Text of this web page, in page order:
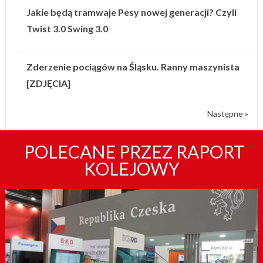
Jakie będą tramwaje Pesy nowej generacji? Czyli
Twist 3.0 Swing 3.0
Zderzenie pociągów na Śląsku. Ranny maszynista
[ZDJĘCIA]
Następne »
POLECANE PRZEZ RAPORT
KOLEJOWY